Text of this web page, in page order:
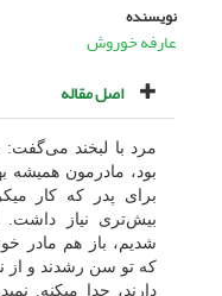
نویسنده
عارفه خوروش
اصل مقاله
مرد با لبخند
بود، مادرمون همیشه
برای پدر که کار
بیش‌تری نیاز
شدیم، باز هم مادر
که تو سن رشدند و از
دارند، جدا می‏کنه.